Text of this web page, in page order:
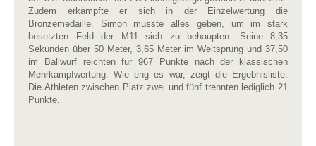
Zudem erkämpfte er sich in der Einzelwertung die
Bronzemedaille. Simon musste alles geben, um im stark
besetzten Feld der M11 sich zu behaupten. Seine 8,35
Sekunden über 50 Meter, 3,65 Meter im Weitsprung und 37,50
im Ballwurf reichten für 967 Punkte nach der klassischen
Mehrkampfwertung. Wie eng es war, zeigt die Ergebnisliste.
Die Athleten zwischen Platz zwei und fünf trennten lediglich 21
Punkte.